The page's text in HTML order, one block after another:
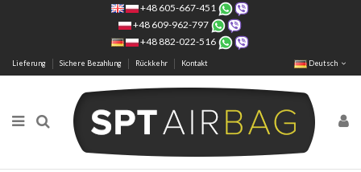
+48 605-667-451
+48 609-962-797
+48 882-022-516
Lieferung Sichere Bezahlung Rückkehr Kontakt Deutsch